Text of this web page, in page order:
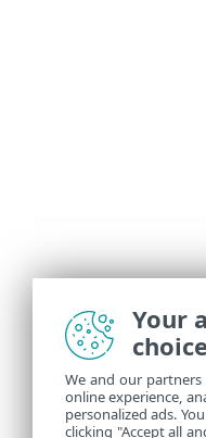
Your
choice
We and our
online experience,
personalized ads.
clicking "Accept all